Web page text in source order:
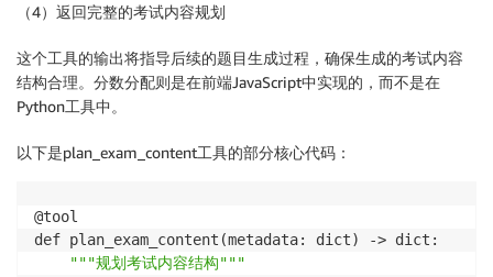
（4）返回完整的考试内容规划
这个工具的输出将指导后续的题目生成过程，确保生成的考试内容
结构合理。分数分配则是在前端JavaScript中实现的，而不是在
Python工具中。
以下是plan_exam_content工具的部分核心代码：
@tool
def plan_exam_content(metadata: dict) -> dict:
"""规划考试内容结构"""